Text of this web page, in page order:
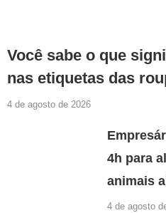
Você sabe o que
nas etiquetas das
4 de agosto de 2026
4h para
animais
4 de agosto